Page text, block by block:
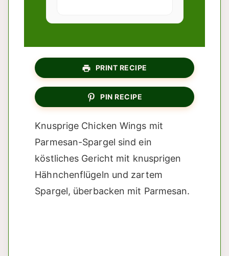
PRINT RECIPE
PIN RECIPE
Knusprige Chicken Wings mit
Parmesan-Spargel sind ein
köstliches Gericht mit knusprigen
Hähnchenflügeln und zartem
Spargel, überbacken mit Parmesan.